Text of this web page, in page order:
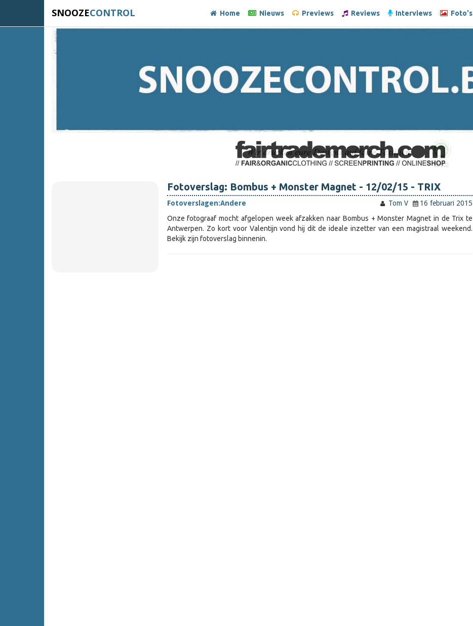
SNOOZECONTROL Home Nieuws Previews Reviews Interviews Foto's
Fotoverslag: Bombus + Monster Magnet - 12/02/15 - TRIX
Fotoverslagen:Andere Tom V
16 februari 2015
Onze fotograaf mocht afgelopen week afzakken naar Bombus + Monster Magnet in de Trix te
Antwerpen. Zo kort voor Valentijn vond hij dit de ideale inzetter van een magistraal weekend.
Bekijk zijn fotoverslag binnenin.